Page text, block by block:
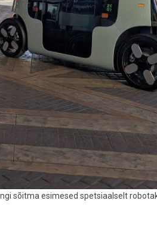
sõitma esimesed spetsiaalselt